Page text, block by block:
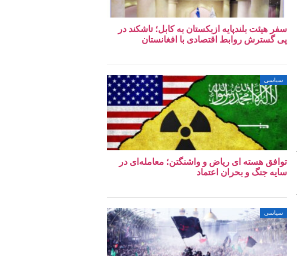
سفر هیئت بلندپایه ازبکستان به کابل؛ تاشکند در
پی گسترش روابط اقتصادی با افغانستان
سیاسی
توافق هسته‌ ای ریاض و واشنگتن؛ معامله‌ای در
سایه جنگ و بحران اعتماد
سیاسی